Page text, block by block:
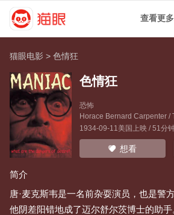
查看更
猫眼电影 >色情狂
色情狂
恐怖
Horace Bernard Carpenter/
1934-09-11美国上映 / 51分
想看
简介
唐·麦克斯韦是一名前杂耍演员，也是警
他阴差阳错地成了迈尔舒尔茨博士的助